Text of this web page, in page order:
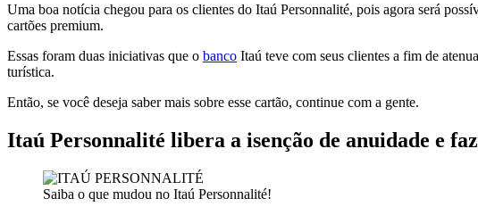
Uma boa notícia chegou para os clientes do Itaú Personnalité, pois agora será
cartões premium.
Essas foram duas iniciativas que o banco Itaú teve com seus clientes a fim de
turística.
Então, se você deseja saber mais sobre esse cartão, continue com a gente.
Itaú Personnalité libera a isenção de anuidade e
Saiba o que mudou no Itaú Personnalité!